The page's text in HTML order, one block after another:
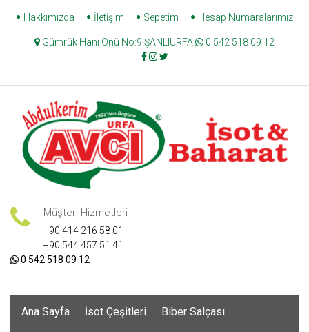
Skip
content
Hakkımızda İletişim Sepetim Hesap Numaralarımız
Gümrük Hanı Önü No:9 ŞANLIURFA 0 542 518 09 12
Müşteri Hizmetleri
+90 414 216 58 01
+90 544 457 51 41
0 542 518 09 12
Ana Sayfa İsot Çeşitleri Biber Salçası